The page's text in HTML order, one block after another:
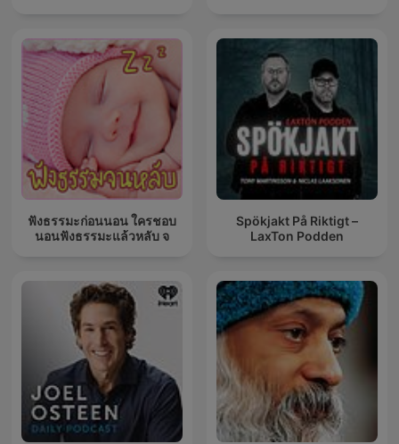
ฟังธรรมะก่อนนอน ใครชอบ
นอนฟังธรรมะแล้วหลับ จ
Spökjakt På Riktigt –
LaxTon Podden